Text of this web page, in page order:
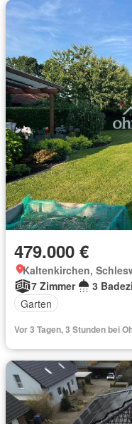
479.000 €
Kaltenkirchen,
7 Zimmer
3
Garten
Vor 3 Tagen, 3 Stunden bei